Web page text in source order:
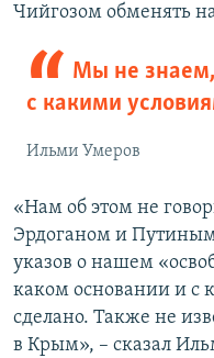
Чийгозом обменять
Мы не
с какими
Ильми Умеров
«Нам об этом не
Эрдоганом и
указов о нашем
каком основании и с
сделано. Также не
в Крым», – сказал